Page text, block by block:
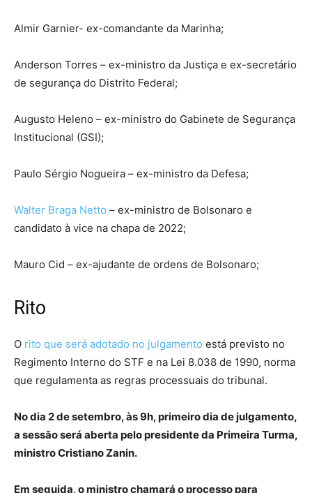
Almir Garnier- ex-comandante da Marinha;
Anderson Torres – ex-ministro da Justiça e ex-secretário
de segurança do Distrito Federal;
Augusto Heleno – ex-ministro do Gabinete de Segurança
Institucional (GSI);
Paulo Sérgio Nogueira – ex-ministro da Defesa;
Walter Braga Netto – ex-ministro de Bolsonaro e
candidato à vice na chapa de 2022;
Mauro Cid – ex-ajudante de ordens de Bolsonaro;
Rito
O rito que será adotado no julgamento está previsto no
Regimento Interno do STF e na Lei 8.038 de 1990, norma
que regulamenta as regras processuais do tribunal.
No dia 2 de setembro, às 9h, primeiro dia de julgamento,
a sessão será aberta pelo presidente da Primeira Turma,
ministro Cristiano Zanin.
Em seguida, o ministro chamará o processo para